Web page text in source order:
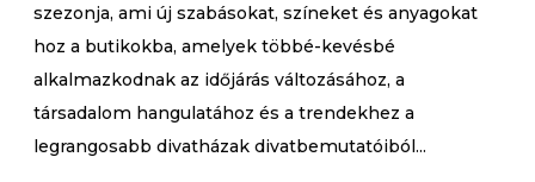
szezonja, ami új szabásokat, színeket és anyagokat
hoz a butikokba, amelyek többé-kevésbé
alkalmazkodnak az időjárás változásához, a
társadalom hangulatához és a trendekhez a
legrangosabb divatházak divatbemutatóiból...